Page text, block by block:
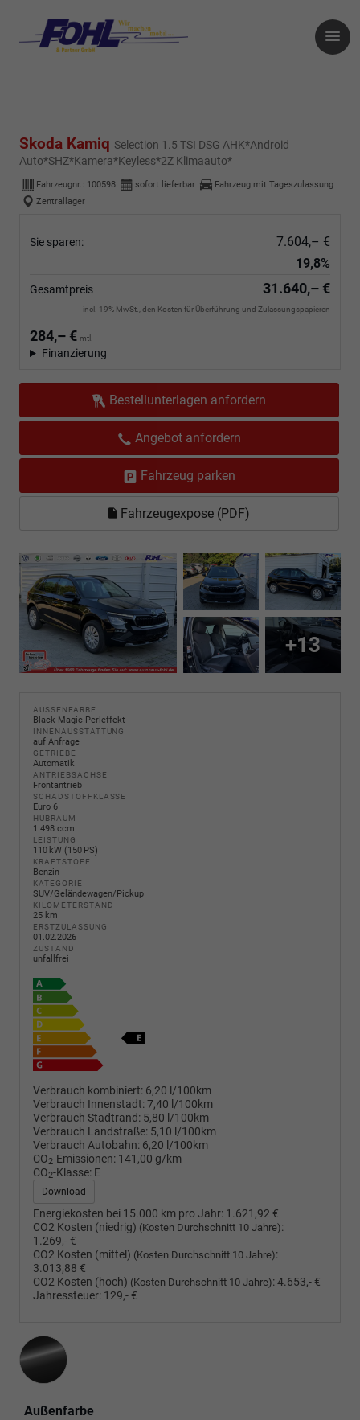
Skoda Kamiq Selection 1.5 TSI DSG AHK*Android
Auto*SHZ*Kamera*Keyless*2Z Klimaauto*
Fahrzeugnr.: 100598 sofort lieferbar
Fahrzeug mit Tageszulassung
Zentrallager
Sie sparen:
7.604,– €
19,8%
Gesamtpreis 31.640,– €
incl. 19% MwSt., den Kosten für Überführung und Zulassungspapieren
284,– € mtl.
Finanzierung
Bestellunterlagen anfordern
Angebot anfordern
Fahrzeug parken
Fahrzeugexpose (PDF)
+13
AUSSENFARBE
Black-Magic Perleffekt
INNENAUSSTATTUNG
auf Anfrage
GETRIEBE
Automatik
ANTRIEBSACHSE
Frontantrieb
SCHADSTOFFKLASSE
Euro 6
HUBRAUM
1.498 ccm
LEISTUNG
110 kW (150 PS)
KRAFTSTOFF
Benzin
KATEGORIE
SUV/Geländewagen/Pickup
KILOMETERSTAND
25 km
ERSTZULASSUNG
01.02.2026
ZUSTAND
unfallfrei
Verbrauch kombiniert: 6,20 l/100km
Verbrauch Innenstadt:7,40 l/100km
Verbrauch Stadtrand: 5,80 l/100km
Verbrauch Landstraße: 5,10 l/100km
Verbrauch Autobahn: 6,20 l/100km
CO2-Emissionen: 141,00 g/km
CO2-Klasse: E
Download
Energiekosten bei 15.000 km pro Jahr: 1.621,92 €
CO2 Kosten (niedrig) (Kosten Durchschnitt 10 Jahre):
1.269,- €
CO2 Kosten (mittel) (Kosten Durchschnitt 10 Jahre):
3.013,88 €
CO2 Kosten (hoch) (Kosten Durchschnitt 10 Jahre):4.653,- €
Jahressteuer: 129,- €
Außenfarbe